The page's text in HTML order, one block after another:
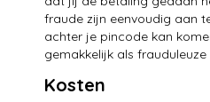
fraude zijn eenvoudig aan
achter je pincode kan
gemakkelijk als
Kosten